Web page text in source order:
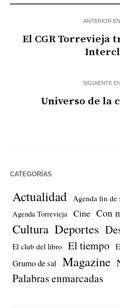
ANTERIOR
El CGR Torrevieja
SIGUIENTE
Universo de la
CATEGORÍAS
Actualidad Agenda fin de
Agenda Torrevieja Cine Con
Cultura Deportes
El club del libro El tiempo
Grumo de sal Magazine
Palabras enmarcadas